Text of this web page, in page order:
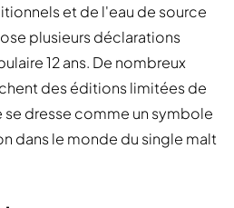
et de l'eau de source
plusieurs déclarations
12 ans. De nombreux
des éditions limitées de
se dresse comme un symbole
dans le monde du single malt